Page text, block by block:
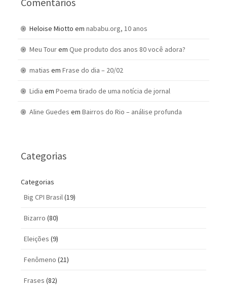
Heloise Miotto em nababu.org, 10 anos
Meu Tourem Que produto dos anos 80 você adora?
matias em Frase do dia – 20/02
Lidia em Poema tirado de uma notícia de jornal
Aline Guedes em Bairros do Rio – análise profunda
Categorias
Categorias
Big CPI Brasil(19)
Bizarro (80)
Eleições (9)
Fenômeno (21)
Frases (82)